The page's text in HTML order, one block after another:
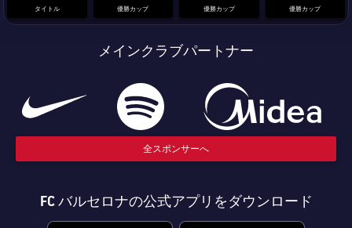
タイトル 優勝カップ 優勝カップ 優勝カップ
メインクラブパートナー
全スポンサーへ
FC バルセロナの公式アプリをダウンロード